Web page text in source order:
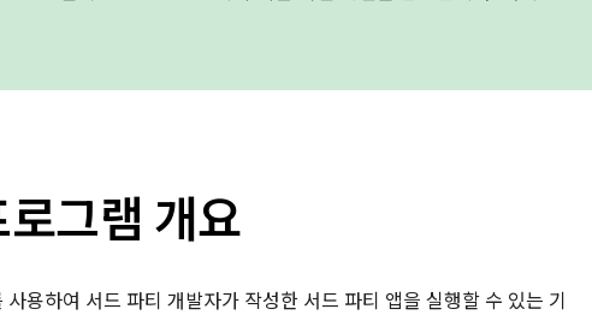
그램 개요
용하여 서드 파티 개발자가 작성한 서드 파티 앱을 실행할 수 있는 기